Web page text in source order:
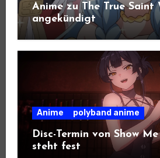
Anime zu The True Saint
angekündigt
Anime polyband anime
Disc-Termin von Show
steht fest